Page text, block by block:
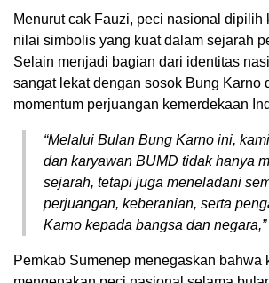
Menurut cak Fauzi, peci nasional dipilih
nilai simbolis yang kuat dalam sejarah
Selain menjadi bagian dari identitas
sangat lekat dengan sosok Bung Karno
momentum perjuangan kemerdekaan
“Melalui Bulan Bung Karno ini,
dan karyawan BUMD tidak hanya
sejarah, tetapi juga meneladani
perjuangan, keberanian, serta
Karno kepada bangsa dan
Pemkab Sumenep menegaskan bahwa